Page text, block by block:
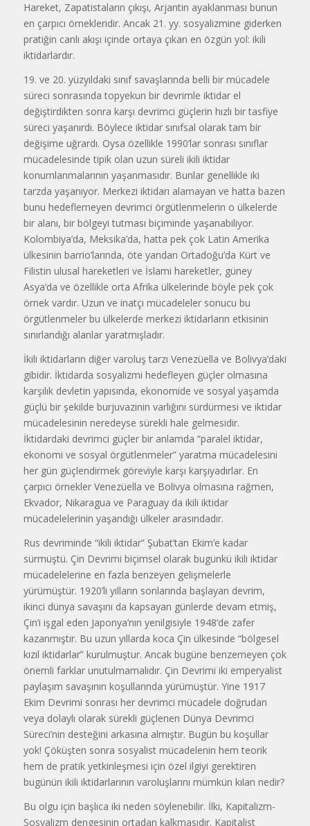
Hareket, Zapatistaların çıkışı, Arjantin ayaklanması bunun
en çarpıcı örnekleridir. Ancak 21. yy. sosyalizmine giderken
pratiğin canlı akışı içinde ortaya çıkan en özgün yol: ikili
iktidarlardır.
19. ve 20. yüzyıldaki sınıf savaşlarında belli bir mücadele
süreci sonrasında topyekun bir devrimle iktidar el
değiştirdikten sonra karşı devrimci güçlerin hızlı bir tasfiye
süreci yaşanırdı. Böylece iktidar sınıfsal olarak tam bir
değişime uğrardı. Oysa özellikle 1990’lar sonrası sınıflar
mücadelesinde tipik olan uzun süreli ikili iktidar
konumlanmalarının yaşanmasıdır. Bunlar genellikle iki
tarzda yaşanıyor. Merkezi iktidarı alamayan ve hatta bazen
bunu hedeflemeyen devrimci örgütlenmelerin o ülkelerde
bir alanı, bir bölgeyi tutması biçiminde yaşanabiliyor.
Kolombiya’da, Meksika’da, hatta pek çok Latin Amerika
ülkesinin barrio’larında, öte yandan Ortadoğu’da Kürt ve
Filistin ulusal hareketleri ve İslami hareketler, güney
Asya’da ve özellikle orta Afrika ülkelerinde böyle pek çok
örnek vardır. Uzun ve inatçı mücadeleler sonucu bu
örgütlenmeler bu ülkelerde merkezi iktidarların etkisinin
sınırlandığı alanlar yaratmışladır.
İkili iktidarların diğer varoluş tarzı Venezüella ve Bolivya’daki
gibidir. İktidarda sosyalizmi hedefleyen güçler olmasına
karşılık devletin yapısında, ekonomide ve sosyal yaşamda
güçlü bir şekilde burjuvazinin varlığını sürdürmesi ve iktidar
mücadelesinin neredeyse sürekli hale gelmesidir.
İktidardaki devrimci güçler bir anlamda “paralel iktidar,
ekonomi ve sosyal örgütlenmeler” yaratma mücadelesini
her gün güçlendirmek göreviyle karşı karşıyadırlar. En
çarpıcı örnekler Venezüella ve Bolivya olmasına rağmen,
Ekvador, Nikaragua ve Paraguay da ikili iktidar
mücadelelerinin yaşandığı ülkeler arasındadır.
Rus devriminde “ikili iktidar” Şubat’tan Ekim’e kadar
sürmüştü. Çin Devrimi biçimsel olarak bugünkü ikili iktidar
mücadelelerine en fazla benzeyen gelişmelerle
yürümüştür. 1920’li yılların sonlarında başlayan devrim,
ikinci dünya savaşını da kapsayan günlerde devam etmiş,
Çin’i işgal eden Japonya’nın yenilgisiyle 1948’de zafer
kazanmıştır. Bu uzun yıllarda koca Çin ülkesinde “bölgesel
kızıl iktidarlar” kurulmuştur. Ancak bugüne benzemeyen çok
önemli farklar unutulmamalıdır. Çin Devrimi iki emperyalist
paylaşım savaşının koşullarında yürümüştür. Yine 1917
Ekim Devrimi sonrası her devrimci mücadele doğrudan
veya dolaylı olarak sürekli güçlenen Dünya Devrimci
Süreci’nin desteğini arkasına almıştır. Bugün bu koşullar
yok! Çöküşten sonra sosyalist mücadelenin hem teorik
hem de pratik yetkinleşmesi için özel ilgiyi gerektiren
bugünün ikili iktidarlarının varoluşlarını mümkün kılan nedir?
Bu olgu için başlıca iki neden söylenebilir. İlki, Kapitalizm-
Sosyalizm dengesinin ortadan kalkmasıdır. Kapitalist